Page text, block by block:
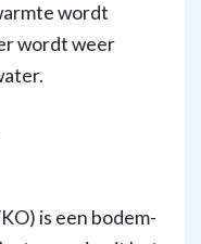
wordt
wordt weer
is een bodem-